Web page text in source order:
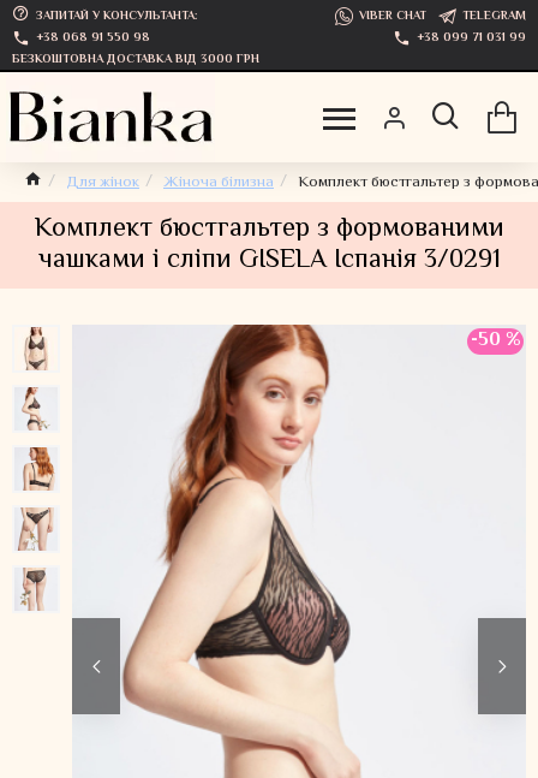
ЗАПИТАЙ У КОНСУЛЬТАНТА: VIBER CHAT
TELEGRAM
+38 068 91 550 98
+38 099 71 031 99
БЕЗКОШТОВНА ДОСТАВКА ВІД 3000 ГРН
Для жінок Жіноча білизна Комплект бюстгальтер з
Комплект бюстгальтер з формованими
чашками і сліпи GISELA Іспанія 3/0291
-50 %